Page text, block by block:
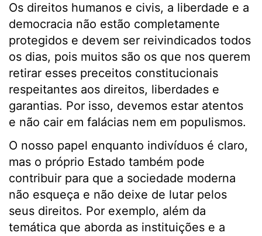
Os direitos humanos e civis, a liberdade e a
democracia não estão completamente
protegidos e devem ser reivindicados todos
os dias, pois muitos são os que nos querem
retirar esses preceitos constitucionais
respeitantes aos direitos, liberdades e
garantias. Por isso, devemos estar atentos
e não cair em falácias nem em populismos.
O nosso papel enquanto indivíduos é claro,
mas o próprio Estado também pode
contribuir para que a sociedade moderna
não esqueça e não deixe de lutar pelos
seus direitos. Por exemplo, além da
temática que aborda as instituições e a